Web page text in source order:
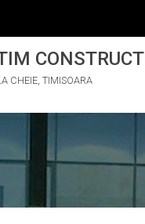
CONSTRUCT
CHEIE, TIMISOARA